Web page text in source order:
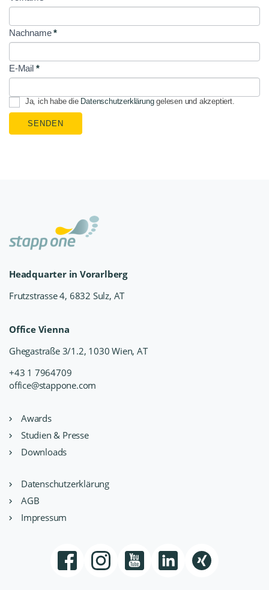
Signup
Nachname*
E-Mail *
Ja, ich habe die Datenschutzerklärunggelesen und akzeptiert.
SENDEN
Headquarter in Vorarlberg
Frutzstrasse 4, 6832 Sulz, AT
Office Vienna
Ghegastraße 3/1.2, 1030 Wien, AT
+43 1 7964709
office@stappone.com
Awards
Studien & Presse
Downloads
Datenschutzerklärung
AGB
Impressum